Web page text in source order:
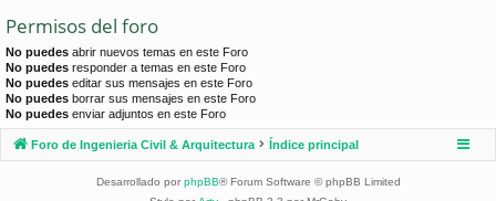
Permisos del foro
No puedes abrir nuevos temas en este Foro
No puedes responder a temas en este Foro
No puedes editar sus mensajes en este Foro
No puedes borrar sus mensajes en este Foro
No puedes enviar adjuntos en este Foro
Foro de Ingenieria Civil & Arquitectura Índice principal
Desarrollado por phpBB® Forum Software © phpBB Limited